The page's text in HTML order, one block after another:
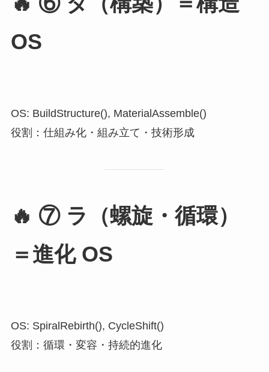
OS
OS: BuildStructure(), MaterialAssemble()
役割：仕組み化・組み立て・技術形成
🔥 ⑦ ラ（螺旋・循環）
＝進化 OS
OS: SpiralRebirth(), CycleShift()
役割：循環・変容・持続的進化